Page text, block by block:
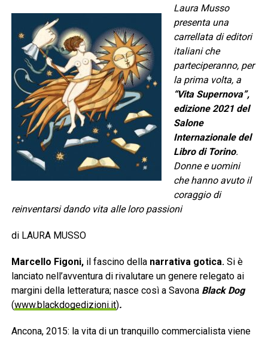
Laura Musso
presenta una
carrellata di editori
italiani che
parteciperanno, per
la prima volta, a
“Vita Supernova”,
edizione 2021 del
Salone
Internazionale del
Libro di Torino.
Donne e uomini
che hanno avuto il
coraggio di
reinventarsi dando vita alle loro passioni
di LAURA MUSSO
Marcello Figoni, il fascino della narrativa gotica. Si è
lanciato nell’avventura di rivalutare un genere relegato ai
margini della letteratura; nasce così a Savona Black Dog
(www.blackdogedizioni.it).
Ancona, 2015: la vita di un tranquillo commercialista viene